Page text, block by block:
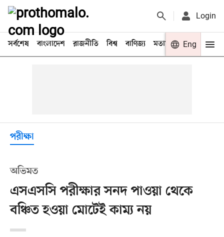
Login
সর্বশেষ বাংলাদেশ রাজনীতি বিশ্ব বাণিজ্য মতামত খেলা
Eng
পরীক্ষা
অভিমত
এসএসসি পরীক্ষার সনদ পাওয়া থেকে
বঞ্চিত হওয়া মোটেই কাম্য নয়